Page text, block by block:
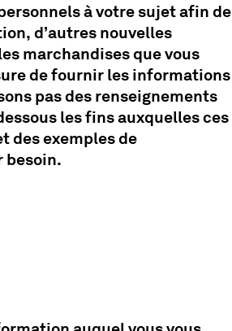
à votre sujet afin de
d’autres nouvelles
marchandises que vous
de fournir les informations
pas des renseignements
les fins auxquelles ces
des exemples de
besoin.